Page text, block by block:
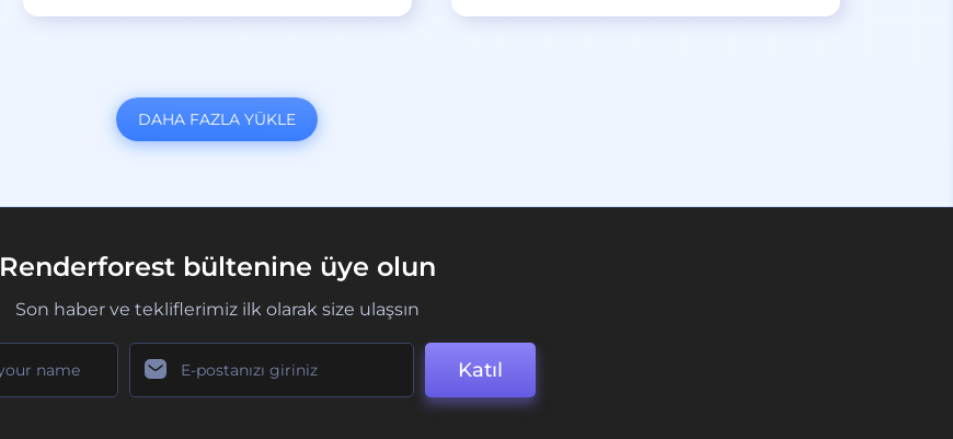
DAHA FAZLA YÜKLE
Renderforest bültenine üye olun
Son haber ve tekliflerimiz ilk olarak size ulaşsın
Katıl